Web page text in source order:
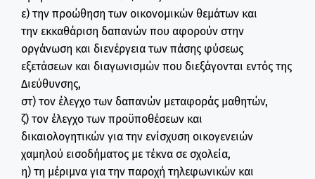
ε) την προώθηση των οικονομικών θεμάτων και
την εκκαθάριση δαπανών που αφορούν στην
οργάνωση και διενέργεια των πάσης φύσεως
εξετάσεων και διαγωνισμών που διεξάγονται εντός της
Διεύθυνσης,
στ) τον έλεγχο των δαπανών μεταφοράς μαθητών,
ζ) τον έλεγχο των προϋποθέσεων και
δικαιολογητικών για την ενίσχυση οικογενειών
χαμηλού εισοδήματος με τέκνα σε σχολεία,
η) τη μέριμνα για την παροχή τηλεφωνικών και